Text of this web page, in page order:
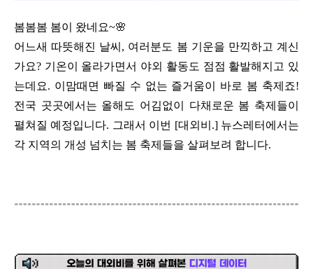
봄봄봄 봄이 왔네요~🌸
어느새 따뜻해진 날씨 , 여러분도 봄 기운을 만끽하고 계신
가요? 기온이 올라가면서 야외 활동도 점점 활발해지고 있
는데요. 이맘때면 빠질 수 없는 즐거움이 바로 봄 축제죠!
전국 곳곳에서는 올해도 어김없이 다채로운 봄 축제들이
펼쳐질 예정입니다. 그래서 이번 [대외비 .] 뉴스레터에서는
각 지역의 개성 넘치는 봄 축제들을 살펴보려 합니다.